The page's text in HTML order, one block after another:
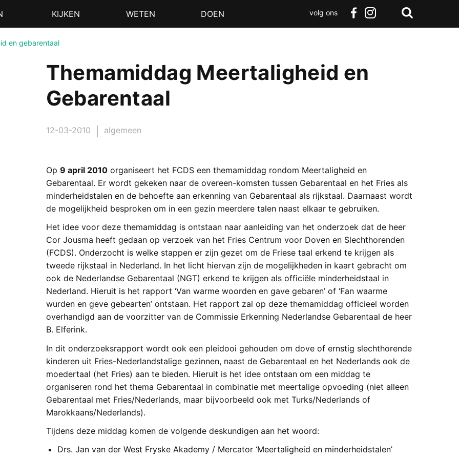
KIJKEN WETEN DOEN
volg ons
en gebarentaal
Themamiddag Meertaligheid en
Gebarentaal
12-03-2010 algemeen
Op 9 april 2010organiseert het FCDS een themamiddag rondom Meertaligheid en
Gebarentaal. Er wordt gekeken naar de overeen-komsten tussen Gebarentaal en het Fries als
minderheidstalen en de behoefte aan erkenning van Gebarentaal als rijkstaal. Daarnaast wordt
de mogelijkheid besproken om in een gezin meerdere talen naast elkaar te gebruiken.
Het idee voor deze themamiddag is ontstaan naar aanleiding van het onderzoek dat de heer
Cor Jousma heeft gedaan op verzoek van het Fries Centrum voor Doven en Slechthorenden
(FCDS). Onderzocht is welke stappen er zijn gezet om de Friese taal erkend te krijgen als
tweede rijkstaal in Nederland. In het licht hiervan zijn de mogelijkheden in kaart gebracht om
ook de Nederlandse Gebarentaal (NGT) erkend te krijgen als officiële minderheidstaal in
Nederland. Hieruit is het rapport ‘Van warme woorden en gave gebaren’ of ‘Fan waarme
wurden en geve gebearten’ ontstaan. Het rapport zal op deze themamiddag officieel worden
overhandigd aan de voorzitter van de Commissie Erkenning Nederlandse Gebarentaal de heer
B. Elferink.
In dit onderzoeksrapport wordt ook een pleidooi gehouden om dove of ernstig slechthorende
kinderen uit Fries-Nederlandstalige gezinnen, naast de Gebarentaal en het Nederlands ook de
moedertaal (het Fries) aan te bieden. Hieruit is het idee ontstaan om een middag te
organiseren rond het thema Gebarentaal in combinatie met meertalige opvoeding (niet alleen
Gebarentaal met Fries/Nederlands, maar bijvoorbeeld ook met Turks/Nederlands of
Marokkaans/Nederlands).
Tijdens deze middag komen de volgende deskundigen aan het woord:
Drs. Jan van der West Fryske Akademy / Mercator ‘Meertaligheid en minderheidstalen’
Zoeken
Terug